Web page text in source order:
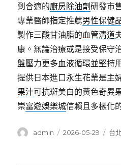
到合適的廚房除油劑研發市
專業醫師指定推薦男性保健
製作三酸甘油脂的血管清道
康。無論治療或是接受保守
盤壓力更多血液循環並堅持
提供日本進口永生花業是主
果汁可抗斑美白的黃色奇異
崇富遊娛樂城信賴且多樣化
作
admin
發
2026-05-29
分
台